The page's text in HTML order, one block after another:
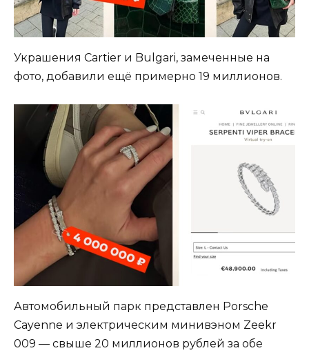
Украшения Cartier и Bulgari, замеченные на
фото, добавили ещё примерно 19 миллионов.
Автомобильный парк представлен Porsche
Cayenne и электрическим минивэном Zeekr
009 — свыше 20 миллионов рублей за обе